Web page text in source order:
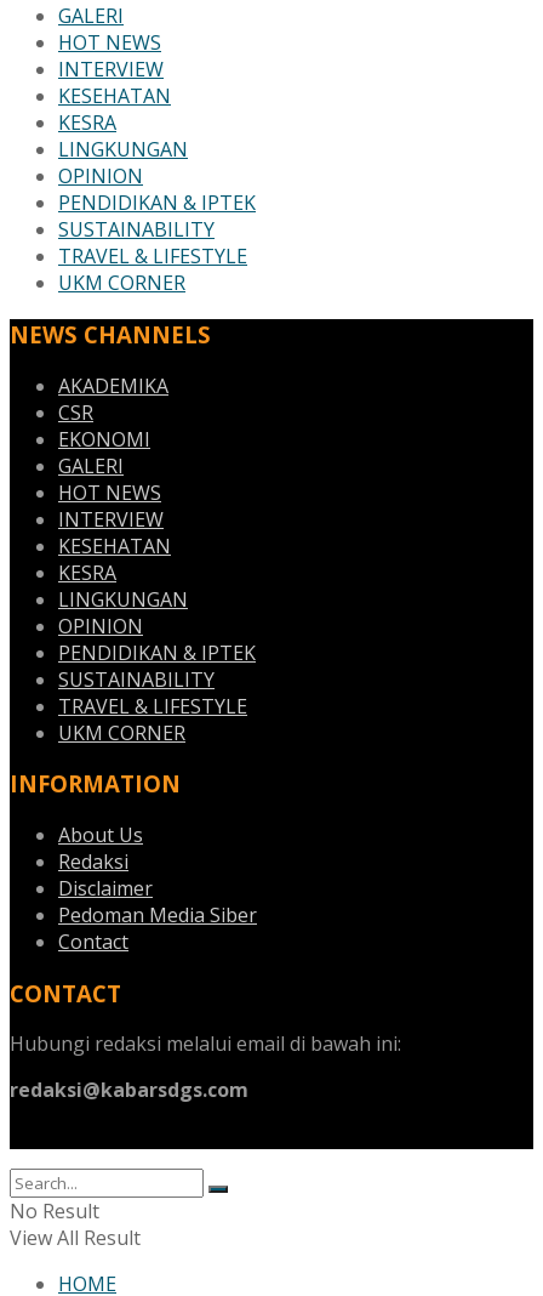
GALERI
HOT NEWS
INTERVIEW
KESEHATAN
KESRA
LINGKUNGAN
OPINION
PENDIDIKAN & IPTEK
SUSTAINABILITY
TRAVEL & LIFESTYLE
UKM CORNER
NEWS CHANNELS
AKADEMIKA
CSR
EKONOMI
GALERI
HOT NEWS
INTERVIEW
KESEHATAN
KESRA
LINGKUNGAN
OPINION
PENDIDIKAN & IPTEK
SUSTAINABILITY
TRAVEL & LIFESTYLE
UKM CORNER
INFORMATION
About Us
Redaksi
Disclaimer
Pedoman Media Siber
Contact
CONTACT
Hubungi redaksi melalui email di bawah ini:
redaksi@kabarsdgs.com
No Result
View All Result
HOME